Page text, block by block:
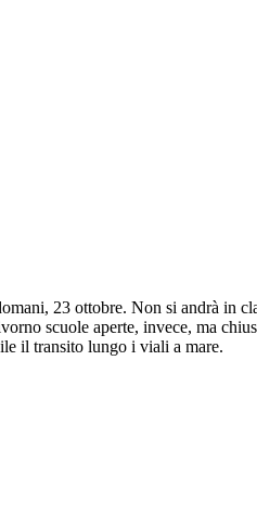
23 ottobre. Non si andrà in
scuole aperte, invece, ma
il transito lungo i viali a mare.